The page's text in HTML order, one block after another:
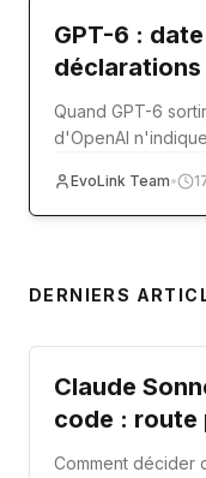
GPT-6 :
déclarations
Quand GPT-6
d'OpenAI
EvoLink Team•
DERNIERS
Claude
code : route
fallback
Comment décider